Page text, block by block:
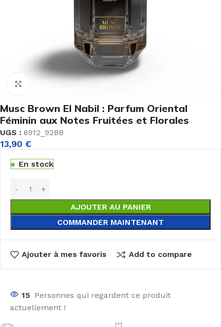
Musc Brown El Nabil : Parfum Oriental
Féminin aux Notes Fruitées et Florales
UGS : 6912_92BB
13,90 €
En stock
AJOUTER AU PANIER
COMMANDER MAINTENANT
Ajouter à mes favoris Add to compare
15 Personnes qui regardent ce produit
actuellement !